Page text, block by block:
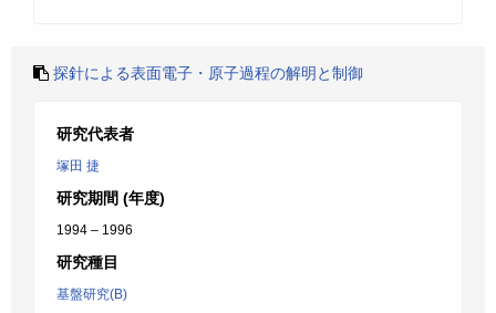
探針による表面電子・原子過程の解明と制御
研究代表者
塚田 捷
研究期間 (年度)
1994 – 1996
研究種目
基盤研究(B)